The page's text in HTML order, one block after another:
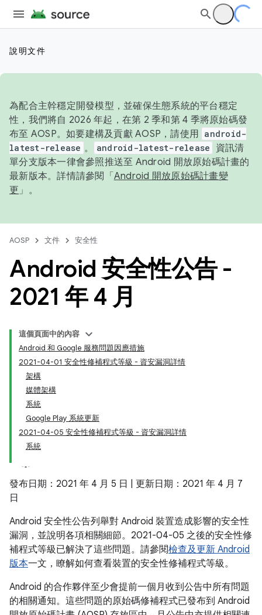
說明文件
為配合主幹穩定開發模型，並確保生態系統的平台穩定
性，我們將自 2026 年起，在第 2 季和第 4 季將原始碼發
布至 AOSP。如要建構及貢獻 AOSP，請使用 android-
latest-release 。 android-latest-release
資訊清
單分支版本一律會參照推送至 Android 開放原始碼計畫的
最新版本。詳情請參閱「 Android 開放原始碼計畫變
更 」。
AOSP 文件 安全性
Android 安全性公告 -
2021 年 4 月
這個頁面中的內容
Android 和 Google 服務問題因應措施
2021-04-01 安全性修補程式等級 - 資安漏洞詳情
架構
媒體架構
系統
Google Play 系統更新
2021-04-05 安全性修補程式等級 - 資安漏洞詳情
系統
發布日期：2021 年 4 月 5 日 | 更新日期：2021 年 4 月 7
日
Android 安全性公告列舉對 Android 裝置造成影響的安全性
漏洞，並說明各項相關細節。2021-04-05 之後的安全性修
補程式等級已解決了這些問題。請參閱檢查及更新 Android
版本一文，瞭解如何查看裝置的安全性修補程式等級。
Android 的合作夥伴至少會提前一個月收到公告中所有問題
的相關通知。這些問題的原始碼修補程式已發布到 Android